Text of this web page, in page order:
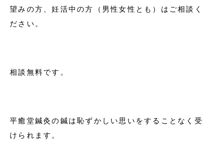
望みの方、妊活中の方（男性女性とも）はご相談く
ださい。
相談無料です。
平癒堂鍼灸の鍼は恥ずかしい思いをすることなく受
けられます。